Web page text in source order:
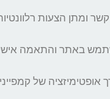
קשר ומתן הצעות
באתר והתאמה
אופטימיזציה של